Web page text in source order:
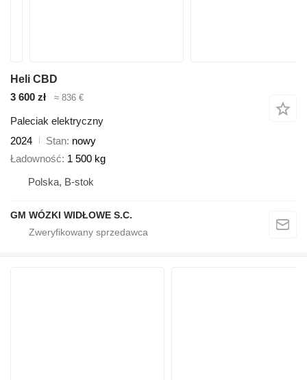
Heli CBD
3 600 zł
≈ 836 €
Paleciak elektryczny
2024
Stan nowy
Ładowność 1 500 kg
Polska, B-stok
GM WÓZKI WIDŁOWE S.C.